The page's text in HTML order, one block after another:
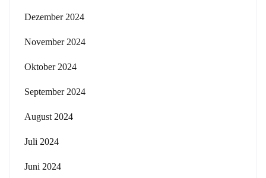
Dezember 2024
November 2024
Oktober 2024
September 2024
August 2024
Juli 2024
Juni 2024